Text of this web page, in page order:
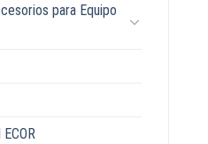
para Equipo